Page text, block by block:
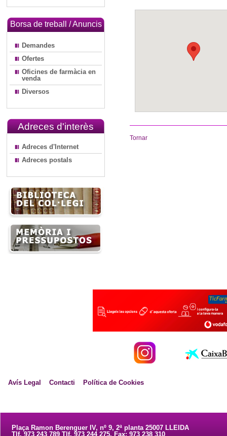
Borsa de treball / Anuncis
Demandes
Ofertes
Oficines de farmàcia en
venda
Diversos
Adreces d'interès
Adreces d'Internet
Adreces postals
Tornar
Avís Legal Contacti Política de Cookies
Plaça Ramon Berenguer IV, nº 9, 2ª planta 25007 LLEIDA
Tlf. 973 243 789 Tlf. 973 244 275. Fax: 973 238 310